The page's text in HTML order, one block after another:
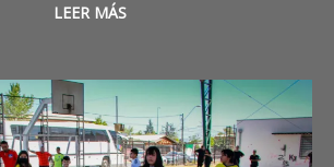
LEER MÁS